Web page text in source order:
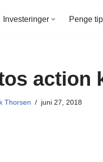
Investeringer Penge
action
Thorsen juni 27, 2018